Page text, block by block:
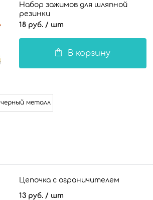
Набор зажимов для шляпной
резинки
18 руб. / шт
В корзину
черный металл
Цепочка с ограничителем
13 руб. / шт